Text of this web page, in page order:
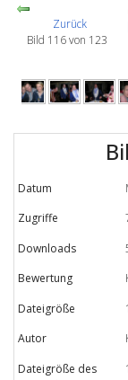
Zurück
Bild 116 von 123
Datum
Zugriffe
Downloads
Bewertung
Dateigröße
Autor
Dateigröße des